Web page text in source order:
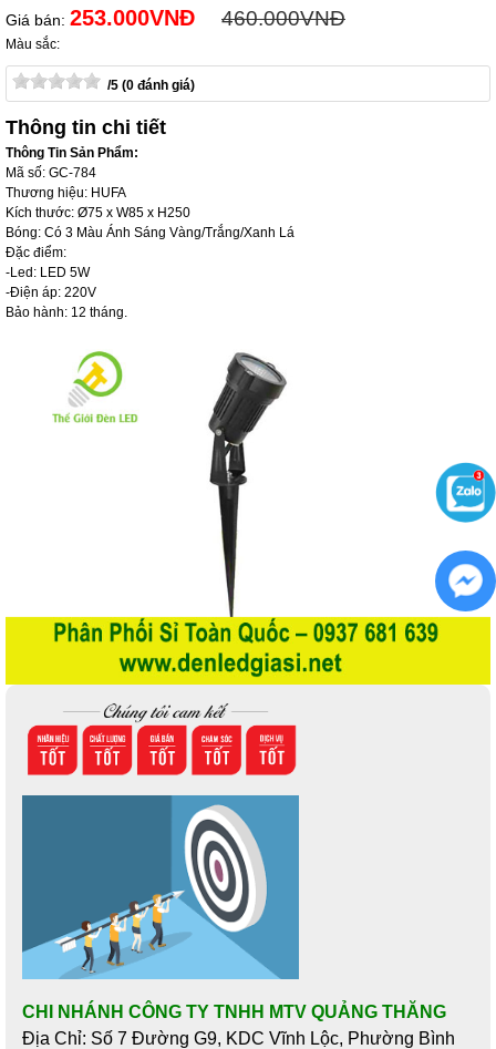
Giá bán: 253.000VNĐ 460.000VNĐ
Màu sắc:
/5 (0 đánh giá)
Thông tin chi tiết
Thông Tin Sản Phẩm:
Mã số: GC-784
Thương hiệu: HUFA
Kích thước: Ø75 x W85 x H250
Bóng: Có 3 Màu Ánh Sáng Vàng/Trắng/Xanh Lá
Đặc điểm:
-Led: LED 5W
-Điện áp: 220V
Bảo hành: 12 tháng.
CHI NHÁNH CÔNG TY TNHH MTV QUẢNG THĂNG
Địa Chỉ: Số 7 Đường G9, KDC Vĩnh Lộc, Phường Bình